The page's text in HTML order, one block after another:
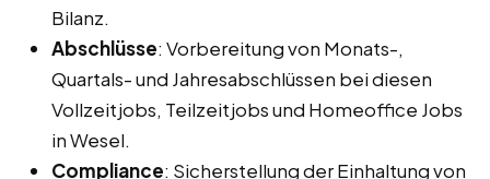
Bilanz.
Abschlüsse: Vorbereitung von Monats-,
Quartals- und Jahresabschlüssen bei diesen
Vollzeitjobs, Teilzeitjobs und Homeoffice Jobs
in Wesel.
Compliance: Sicherstellung der Einhaltung von